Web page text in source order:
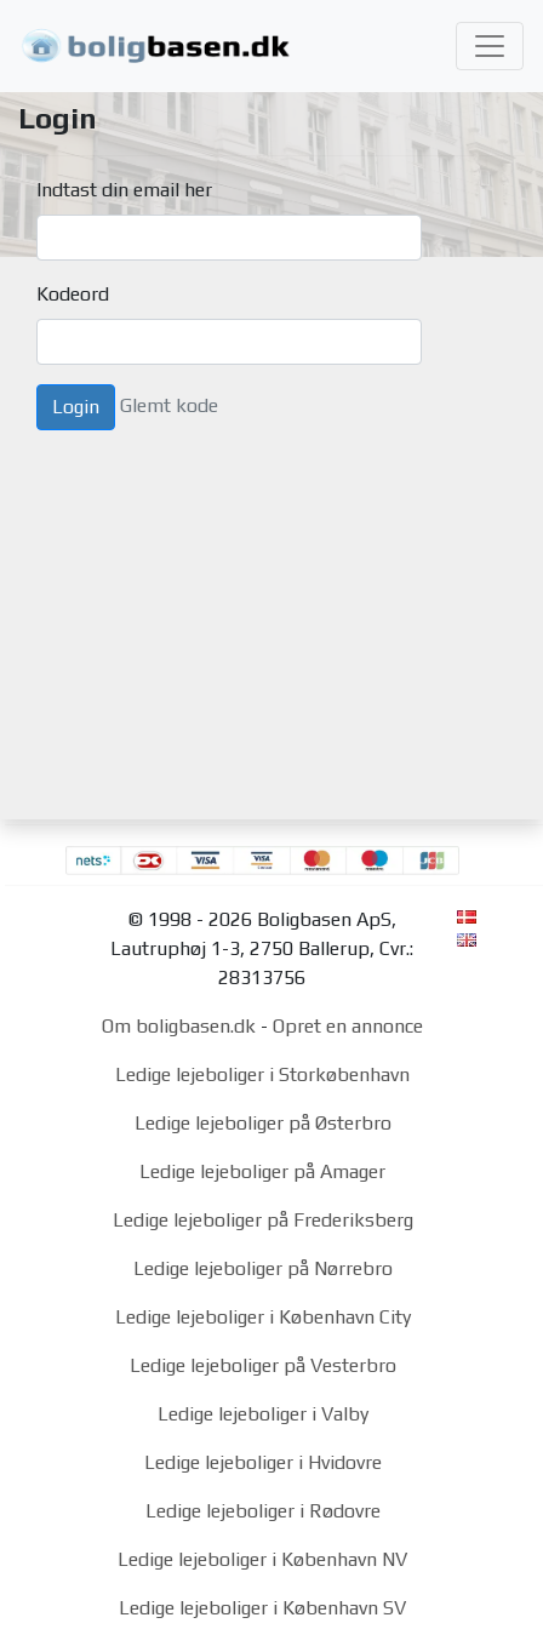
Login
Indtast din email her
Kodeord
Glemt kode
© 1998 - 2026 Boligbasen ApS,
Lautruphøj 1-3, 2750 Ballerup, Cvr.:
28313756
Om boligbasen.dk - Opret en annonce
Ledige lejeboliger i Storkøbenhavn
Ledige lejeboliger på Østerbro
Ledige lejeboliger på Amager
Ledige lejeboliger på Frederiksberg
Ledige lejeboliger på Nørrebro
Ledige lejeboliger i København City
Ledige lejeboliger på Vesterbro
Ledige lejeboliger i Valby
Ledige lejeboliger i Hvidovre
Ledige lejeboliger i Rødovre
Ledige lejeboliger i København NV
Ledige lejeboliger i København SV